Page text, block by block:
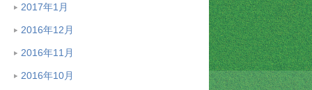
2017年1月
2016年12月
2016年11月
2016年10月